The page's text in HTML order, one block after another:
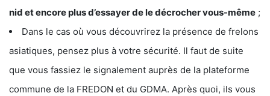
nid et encore plus d’essayer de le décrocher vous-même ;
Dans le cas où vous découvrirez la présence de frelons
asiatiques, pensez plus à votre sécurité. Il faut de suite
que vous fassiez le signalement auprès de la plateforme
commune de la FREDON et du GDMA. Après quoi, ils vous